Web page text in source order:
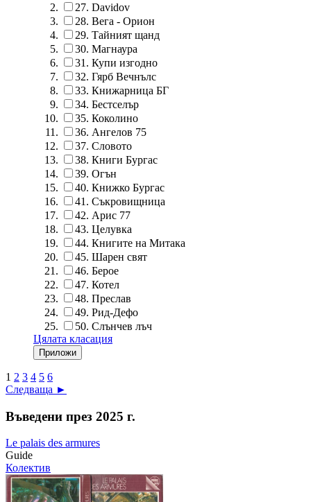
27. Davidov
28. Вега - Орион
29. Тайният щанд
30. Магнаура
31. Купи изгодно
32. Гярб Вечнълс
33. Книжарница БГ
34. Бестселър
35. Коколино
36. Ангелов 75
37. Словото
38. Книги Бургас
39. Огън
40. Книжко Бургас
41. Съкровищница
42. Арис 77
43. Целувка
44. Книгите на Митака
45. Шарен свят
46. Берое
47. Котел
48. Преслав
49. Рид-Дефо
50. Слънчев лъч
Цялата класация
1 2 3 4 5 6
Следваща ►
Въведени през 2025 г.
Le palais des armures
Guide
Колектив